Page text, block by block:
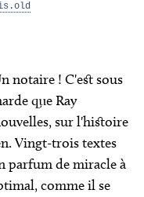
notaire ! C'est sous
que Ray
sur l'histoire
Vingt-trois textes
parfum de miracle à
comme il se